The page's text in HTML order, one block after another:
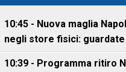
10:45 - Nuova maglia
negli store fisici: guardate
10:39 - Programma ritiro